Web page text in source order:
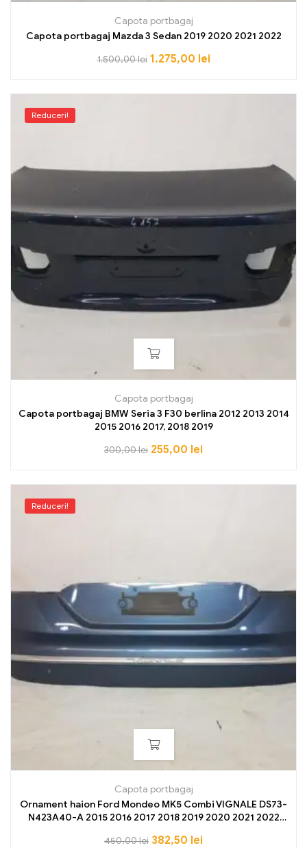
Capota portbagaj
Capota portbagaj Mazda 3 Sedan 2019 2020 2021 2022
1.500,00lei 1.275,00 lei
Reduceri!
Capota portbagaj
Capota portbagaj BMW Seria 3 F30 berlina 2012 2013 2014
2015 2016 2017, 2018 2019
300,00lei 255,00 lei
Reduceri!
Capota portbagaj
Ornament haion Ford Mondeo MK5 Combi VIGNALE DS73-
N423A40-A 2015 2016 2017 2018 2019 2020 2021 2022
450,00lei 382,50 lei